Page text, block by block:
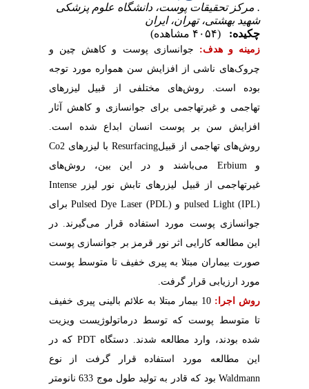
. مرکز تحقیقات پوست، دانشگاه علوم پزشکی
شهید بهشتی، تهران، ایران
چکیده:
(۴۰۵۴ مشاهده)
زمینه و هدف: جوانسازی پوست و کاهش چین و
چروک‌های ناشی از افزایش سن همواره مورد توجه
بوده است. روش‌های مختلفی از قبیل لیزرهای
تهاجمی و غیرتهاجمی برای جوانسازی و کاهش آثار
افزایش سن بر پوست انسان ابداع شده است.
روش‌های تهاجمی از قبیلResurfacing با لیزرهای Co2
و Erbium می‌باشند و در این بین، روش‌های
غیرتهاجمی از قبیل لیزرهای تابش نور لیزرIntense
pulsed Light (IPL) و Pulsed Dye Laser (PDL)برای
جوانسازی پوست مورد استفاده قرار می‌گیرند. در
این مطالعه کارایی اثر نور قرمز بر جوانسازی پوست
صورت بیماران مبتلا به پیری خفیف تا متوسط پوست
مورد ارزیابی قرار گرفت.
روش اجرا:
10 بیمار مبتلا به علائم بالینی پیری خفیف
تا متوسط پوست که توسط درماتولوژیست ویزیت
شده بودند، وارد مطالعه شدند. دستگاهPDT که در
این مطالعه مورد استفاده قرار گرفت از نوع
Waldmann
بود که قادر به تولید طول موج 633 نانومتر